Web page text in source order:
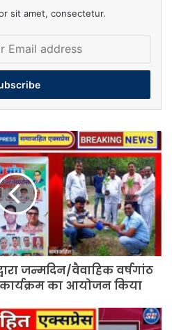
sit amet, consectetur.
जन्मदिन/वैवाहिक वर्षगांठ
का आयोजन किया